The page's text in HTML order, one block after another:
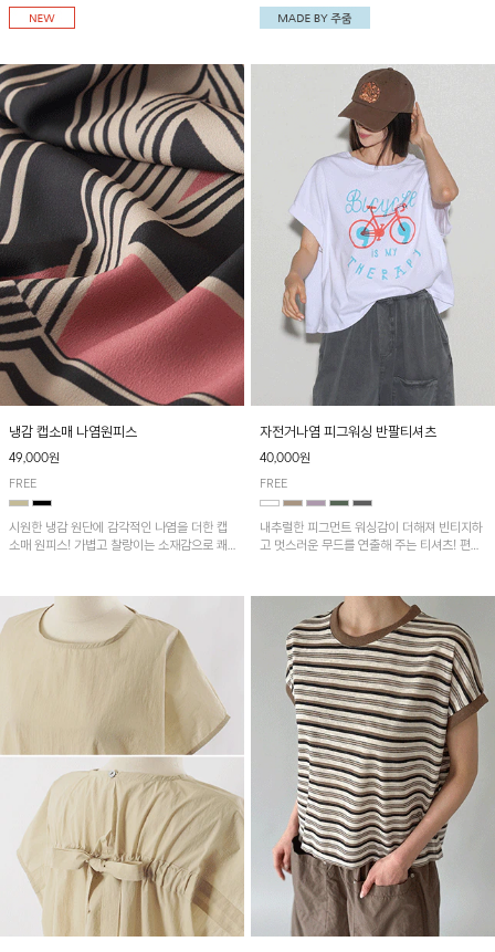
온 소재로 가볍고 시원하게 착용되며, 여유로
운 실루엣으로 활동성이 좋아 데일리 하게 즐
되었어요~ 볼륨감 있는 항아리핏 실루엣이 유
니크하며 포켓디테일이 POINT!
냉감 캡소매 나염원피스
49,000원
FREE
시원한 냉감 원단에 감각적인 나염을 더한 캡
소매 원피스! 가볍고 찰랑이는 소재감으로 쾌
자전거나염 피그워싱 반팔티셔츠
40,000원
FREE
내추럴한 피그먼트 워싱감이 더해져 빈티지하
고 멋스러운 무드를 연출해 주는 티셔츠! 편안